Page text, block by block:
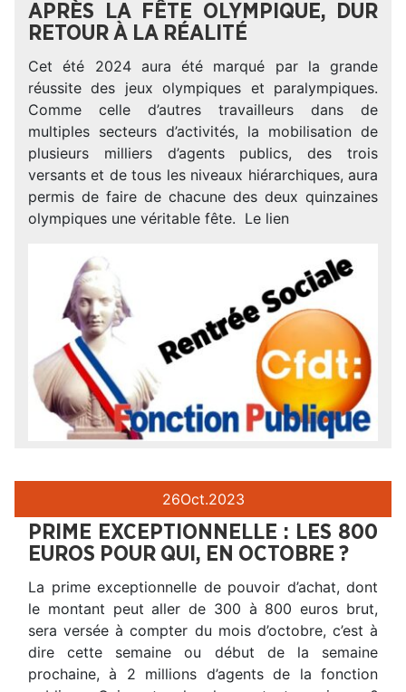
APRÈS LA FÊTE OLYMPIQUE, DUR
RETOUR À LA RÉALITÉ
Cet été 2024 aura été marqué par la grande
réussite des jeux olympiques et paralympiques.
Comme celle d’autres travailleurs dans de
multiples secteurs d’activités, la mobilisation de
plusieurs milliers d’agents publics, des trois
versants et de tous les niveaux hiérarchiques, aura
permis de faire de chacune des deux quinzaines
olympiques une véritable fête. Le lien
26Oct.2023
PRIME EXCEPTIONNELLE : LES 800
EUROS POUR QUI, EN OCTOBRE ?
La prime exceptionnelle de pouvoir d’achat, dont
le montant peut aller de 300 à 800 euros brut,
sera versée à compter du mois d’octobre, c’est à
dire cette semaine ou début de la semaine
prochaine, à 2 millions d’agents de la fonction